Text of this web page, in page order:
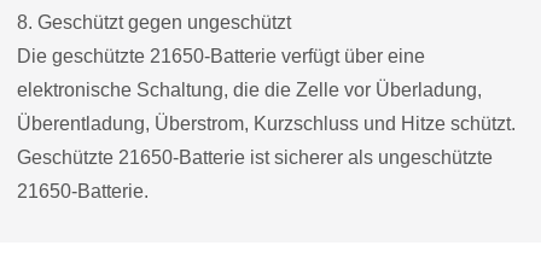
8. Geschützt gegen ungeschützt
Die geschützte 21650-Batterie verfügt über eine
elektronische Schaltung, die die Zelle vor Überladung,
Überentladung, Überstrom, Kurzschluss und Hitze schützt.
Geschützte 21650-Batterie ist sicherer als ungeschützte
21650-Batterie.